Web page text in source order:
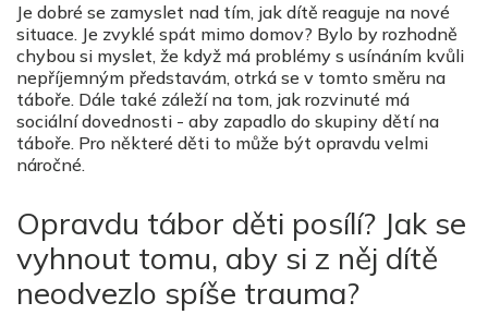
Je dobré se zamyslet nad tím, jak dítě reaguje na nové
situace. Je zvyklé spát mimo domov? Bylo by rozhodně
chybou si myslet, že když má problémy s usínáním kvůli
nepříjemným představám, otrká se v tomto směru na
táboře. Dále také záleží na tom, jak rozvinuté má
sociální dovednosti - aby zapadlo do skupiny dětí na
táboře. Pro některé děti to může být opravdu velmi
náročné.
Opravdu tábor děti posílí? Jak se
vyhnout tomu, aby si z něj dítě
neodvezlo spíše trauma?